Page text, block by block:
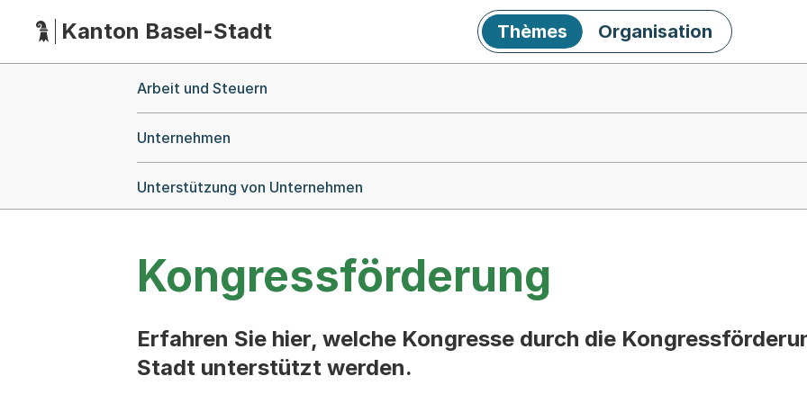
HauptnavigationKanton Basel-Stadt Thèmes Organisation
Arbeit und Steuern
Unternehmen
Unterstützung von Unternehmen
Kongressförderung
Erfahren Sie hier, welche Kongresse durch die
Stadt unterstützt werden.